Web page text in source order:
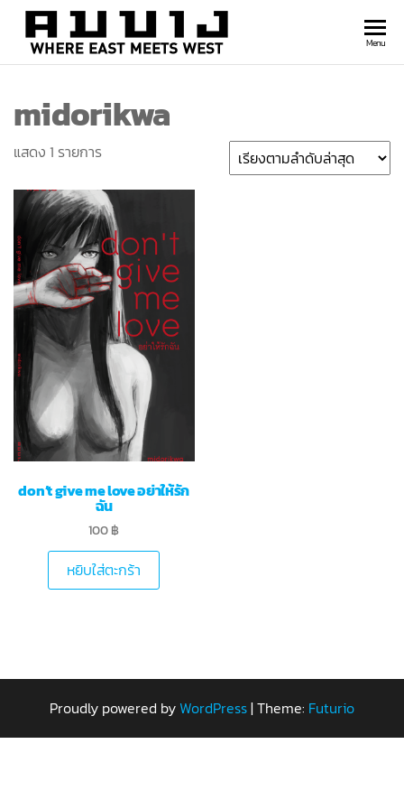
east
Menu
midorikwa
แสดง 1 รายการ
don’t give me love อย่าให้รัก
ฉัน
100 ฿
หยิบใส่ตะกร้า
Proudly powered by WordPress|Theme: Futurio